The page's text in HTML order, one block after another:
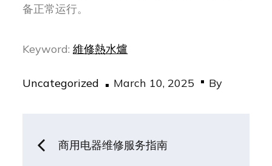
备正常运行。
Keyword:維修熱水爐
Uncategorized
Posted
March 10, 2025 By
Post商用电器维修服务指南